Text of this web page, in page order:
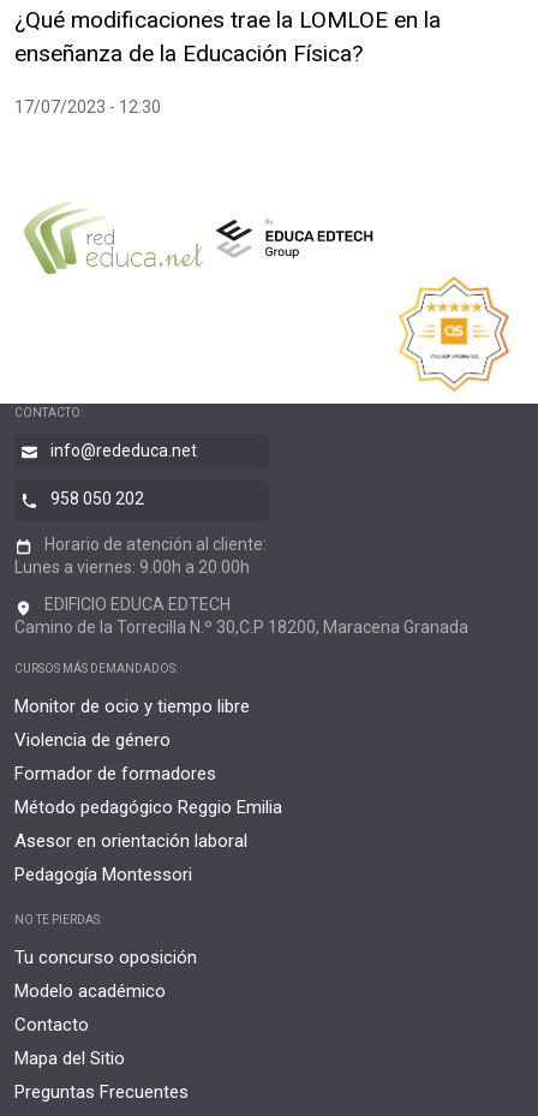
¿Qué modificaciones trae la LOMLOE en la
enseñanza de la Educación Física?
17/07/2023 - 12:30
CONTACTO:
info@rededuca.net
958 050 202
Horario de atención al cliente:
Lunes a viernes: 9.00h a 20.00h
EDIFICIO EDUCA EDTECH
Camino de la Torrecilla N.º 30,C.P 18200, Maracena Granada
CURSOS MÁS DEMANDADOS:
Monitor de ocio y tiempo libre
Violencia de género
Formador de formadores
Método pedagógico Reggio Emilia
Asesor en orientación laboral
Pedagogía Montessori
NO TE PIERDAS:
Tu concurso oposición
Modelo académico
Contacto
Mapa del Sitio
Preguntas Frecuentes